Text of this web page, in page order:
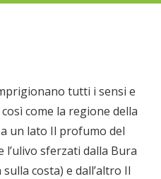
tutti i sensi e
come la regione della
un lato Il profumo del
l’ulivo sferzati dalla Bura
costa) e dall’altro Il